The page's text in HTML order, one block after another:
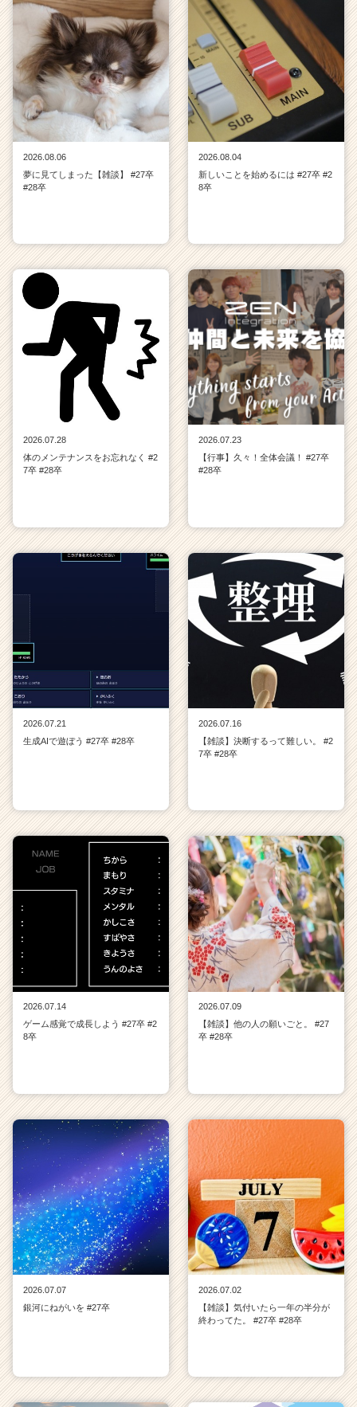
2026.08.06
夢に見てしまった【雑談】 #27卒
#28卒
2026.08.04
新しいことを始めるには #27卒 #2
8卒
2026.07.28
体のメンテナンスをお忘れなく #2
7卒 #28卒
2026.07.23
【行事】久々！全体会議！ #27卒
#28卒
2026.07.21
生成AIで遊ぼう #27卒 #28卒
2026.07.16
【雑談】決断するって難しい。 #2
7卒 #28卒
2026.07.14
ゲーム感覚で成長しよう #27卒 #2
8卒
2026.07.09
【雑談】他の人の願いごと。 #27
卒 #28卒
2026.07.07
銀河にねがいを #27卒
2026.07.02
【雑談】気付いたら一年の半分が
終わってた。 #27卒 #28卒